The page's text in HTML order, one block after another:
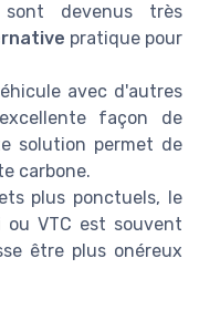
devenus très
pratique pour
avec d'autres
façon de
solution permet de
carbone.
plus ponctuels, le
VTC est souvent
être plus onéreux